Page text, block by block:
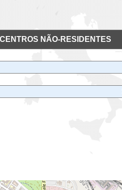
CENTROS NÃO-RESIDENTES